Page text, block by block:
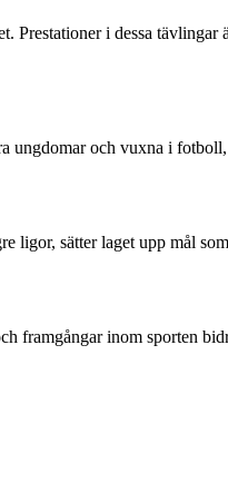
i dessa tävlingar
och vuxna i
sätter laget upp mål
framgångar inom sporten